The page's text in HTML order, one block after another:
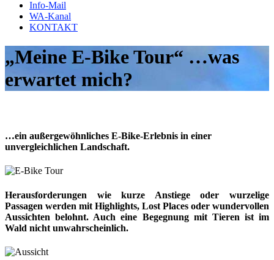
Info-Mail
WA-Kanal
KONTAKT
„Meine E-Bike Tour“ …was
erwartet mich?
…ein außergewöhnliches E-Bike-Erlebnis in einer
unvergleichlichen Landschaft.
Herausforderungen wie kurze Anstiege oder wurzelige
Passagen werden mit Highlights, Lost Places oder wundervollen
Aussichten belohnt. Auch eine Begegnung mit Tieren ist im
Wald nicht unwahrscheinlich.